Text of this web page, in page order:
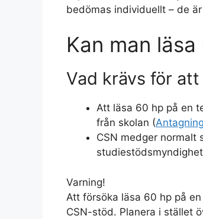
bedömas individuellt – de
Kan man
Vad krävs för
Att läsa 60 hp på en
från skolan (
CSN medger normalt
Varning!
Att försöka läsa 60 hp på
CSN-stöd. Planera i stället